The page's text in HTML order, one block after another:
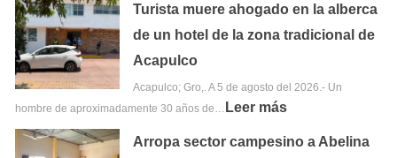
Turista muere ahogado en la alberca
de un hotel de la zona tradicional de
Acapulco
Acapulco; Gro,. A 5 de agosto del 2026.- Un
hombre de aproximadamente 30 años de…
Leer más
Arropa sector campesino a Abelina